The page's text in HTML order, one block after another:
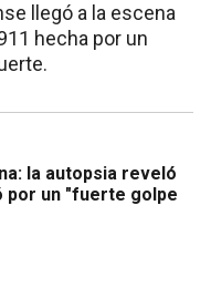
llegó a la escena
hecha por un
la autopsia reveló
por un "fuerte golpe